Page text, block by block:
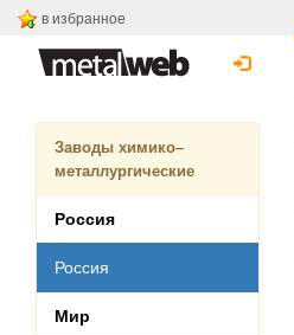
в избранное
Заводы химико–
металлургические
Россия
Россия
Мир